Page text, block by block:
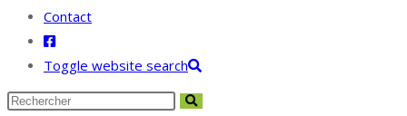
Contact
Toggle website search